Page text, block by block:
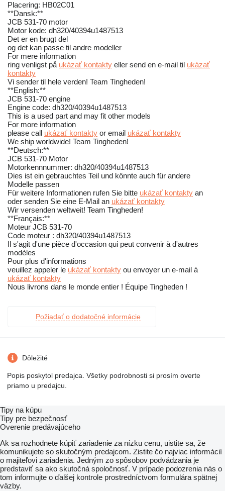
Placering: HB02C01
**Dansk:**
JCB 531-70 motor
Motor kode: dh320/40394u1487513
Det er en brugt del
og det kan passe til andre modeller
For mere information
ring venligst på ukázať kontakty eller send en e-mail til ukázať
kontakty
Vi sender til hele verden! Team Tingheden!
**English:**
JCB 531-70 engine
Engine code: dh320/40394u1487513
This is a used part and may fit other models
For more information
please call ukázať kontakty or email ukázať kontakty
We ship worldwide! Team Tingheden!
**Deutsch:**
JCB 531-70 Motor
Motorkennnummer: dh320/40394u1487513
Dies ist ein gebrauchtes Teil und könnte auch für andere
Modelle passen
Für weitere Informationen rufen Sie bitte ukázať kontakty an
oder senden Sie eine E-Mail an ukázať kontakty
Wir versenden weltweit! Team Tingheden!
**Français:**
Moteur JCB 531-70
Code moteur : dh320/40394u1487513
Il s'agit d'une pièce d'occasion qui peut convenir à d'autres
modèles
Pour plus d'informations
veuillez appeler le ukázať kontakty ou envoyer un e-mail à
ukázať kontakty
Nous livrons dans le monde entier ! Équipe Tingheden !
Požiadať o dodatočné informácie
Dôležité
Popis poskytol predajca. Všetky podrobnosti si prosím overte
priamo u predajcu.
Tipy na kúpu
Tipy pre bezpečnosť
Overenie predávajúceho
Ak sa rozhodnete kúpiť zariadenie za nízku cenu, uistite sa, že
komunikujete so skutočným predajcom. Zistite čo najviac informácií
o majiteľovi zariadenia. Jedným zo spôsobov podvádzania je
predstaviť sa ako skutočná spoločnosť. V prípade podozrenia nás o
tom informujte o ďalšej kontrole prostredníctvom formulára spätnej
väzby.